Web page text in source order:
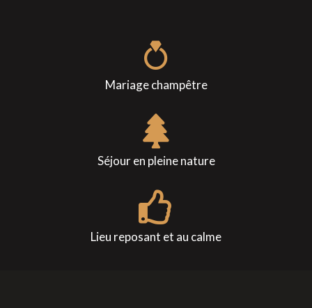
Mariage champêtre
Séjour en pleine nature
Lieu reposant et au calme